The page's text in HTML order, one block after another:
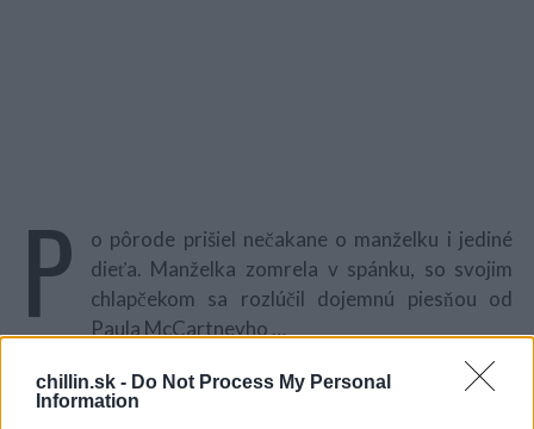
chillin.sk - Do Not Process My Personal
Information
P
o pôrode prišiel nečakane o manželku i jediné
dieťa. Manželka zomrela v spánku, so svojim
chlapčekom sa rozlúčil dojemnú piesňou od
Paula McCartneyho …
Po siedmich rokoch manželstva sa rozhodol pár pre
dieťa. Bohužiaľ, pri pôrode žena zomrela a po